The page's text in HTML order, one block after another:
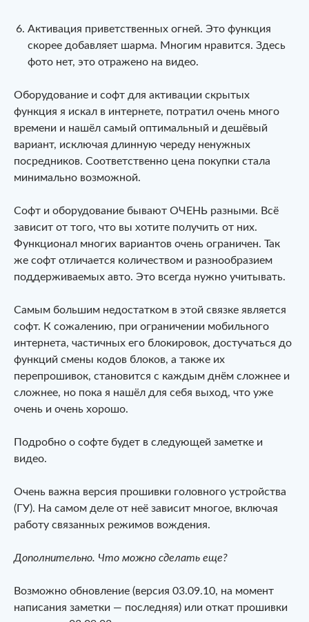
Активация приветственных огней. Это функция
скорее добавляет шарма. Многим нравится. Здесь
фото нет, это отражено на видео.
Оборудование и софт для активации скрытых
функция я искал в интернете, потратил очень много
времени и нашёл самый оптимальный и дешёвый
вариант, исключая длинную череду ненужных
посредников. Соответственно цена покупки стала
минимально возможной.
Софт и оборудование бывают ОЧЕНЬ разными. Всё
зависит от того, что вы хотите получить от них.
Функционал многих вариантов очень ограничен. Так
же софт отличается количеством и разнообразием
поддерживаемых авто. Это всегда нужно учитывать.
Самым большим недостатком в этой связке является
софт. К сожалению, при ограничении мобильного
интернета, частичных его блокировок, достучаться до
функций смены кодов блоков, а также их
перепрошивок, становится с каждым днём сложнее и
сложнее, но пока я нашёл для себя выход, что уже
очень и очень хорошо.
Подробно о софте будет в следующей заметке и
видео.
Очень важна версия прошивки головного устройства
(ГУ). На самом деле от неё зависит многое, включая
работу связанных режимов вождения.
Дополнительно. Что можно сделать еще?
Возможно обновление (версия 03.09.10, на момент
написания заметки — последняя) или откат прошивки